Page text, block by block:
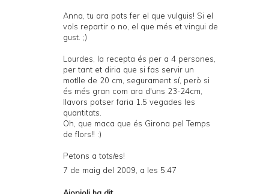
Anna, tu ara pots fer el que vulguis! Si el
vols repartir o no, el que més et vingui de
gust. ;)
Lourdes, la recepta és per a 4 persones,
per tant et diria que si fas servir un
motlle de 20 cm, segurament sí, però si
és més gran com ara d'uns 23-24cm,
llavors potser faria 1.5 vegades les
quantitats.
Oh, que maca que és Girona pel Temps
de flors!! :)
Petons a tots/es!
7 de maig del 2009, a les 5:47